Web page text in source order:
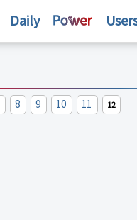
Daily
8 9 10 11 12